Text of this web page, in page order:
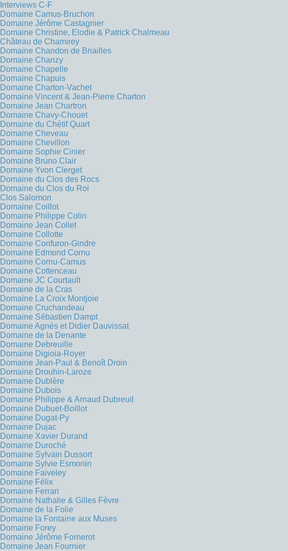
Interviews C-F
Domaine Camus-Bruchon
Domaine Jérôme Castagnier
Domaine Christine, Elodie & Patrick Chalmeau
Château de Chamirey
Domaine Chandon de Briailles
Domaine Chanzy
Domaine Chapelle
Domaine Chapuis
Domaine Charton-Vachet
Domaine Vincent & Jean-Pierre Charton
Domaine Jean Chartron
Domaine Chavy-Chouet
Domaine du Chétif Quart
Domaine Cheveau
Domaine Chevillon
Domaine Sophie Cinier
Domaine Bruno Clair
Domaine Yvon Clerget
Domaine du Clos des Rocs
Domaine du Clos du Roi
Clos Salomon
Domaine Coillot
Domaine Philippe Colin
Domaine Jean Collet
Domaine Collotte
Domaine Confuron-Gindre
Domaine Edmond Cornu
Domaine Cornu-Camus
Domaine Cottenceau
Domaine JC Courtault
Domaine de la Cras
Domaine La Croix Montjoie
Domaine Cruchandeau
Domaine Sébastien Dampt
Domaine Agnès et Didier Dauvissat
Domaine de la Denante
Domaine Debreuille
Domaine Digioia-Royer
Domaine Jean-Paul & Benoît Droin
Domaine Drouhin-Laroze
Domaine Dublère
Domaine Dubois
Domaine Philippe & Arnaud Dubreuil
Domaine Dubuet-Boillot
Domaine Dugat-Py
Domaine Dujac
Domaine Xavier Durand
Domaine Duroché
Domaine Sylvain Dussort
Domaine Sylvie Esmonin
Domaine Faiveley
Domaine Félix
Domaine Ferrari
Domaine Nathalie & Gilles Fèvre
Domaine de la Folie
Domaine la Fontaine aux Muses
Domaine Forey
Domaine Jérôme Fornerot
Domaine Jean Fournier